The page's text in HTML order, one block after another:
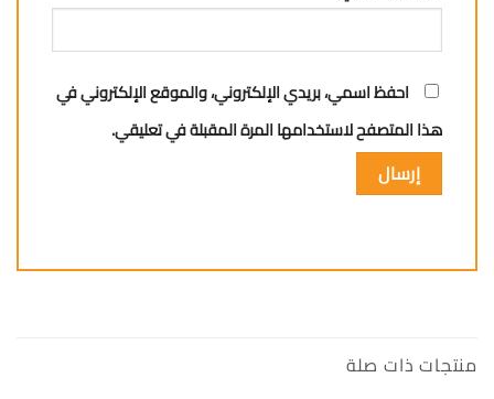
احفظ اسمي، بريدي الإلكتروني، والموقع الإلكتروني في
هذا المتصفح لاستخدامها المرة المقبلة في تعليقي.
منتجات ذات صلة